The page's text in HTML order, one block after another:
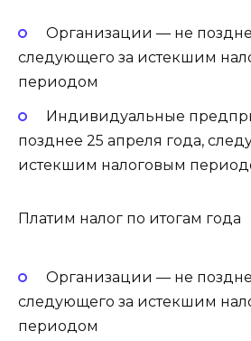
Организации — не
следующего за истекшим
периодом
Индивидуальные
позднее 25 апреля года,
истекшим налоговым
Платим налог по итогам года
Организации — не
следующего за истекшим
периодом